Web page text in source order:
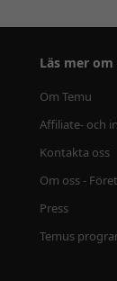
Läs mer om
Om Temu
Affiliate- och
Kontakta oss
Om oss -
Press
Temus